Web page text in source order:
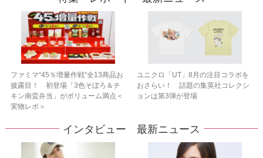
ファミマ“45％増量作戦”全13商品お
披露目！ 初登場「3色そぼろ＆チ
キン南蛮弁当」がボリューム満点＜
実物レポ＞
ユニクロ「UT」8月の注目コラボを
おさらい！ 話題の集英社コレクシ
ョンは第3弾が登場
インタビュー 最新ニュース